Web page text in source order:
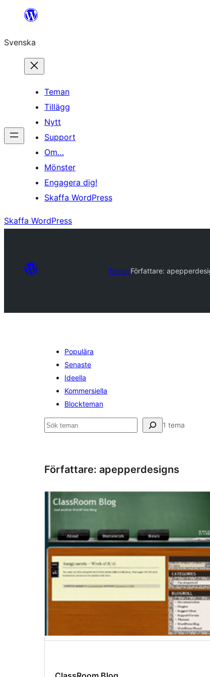
Hoppa
innehåll
Svenska
Teman
Tillägg
Nytt
Support
Om…
Mönster
Engagera dig!
Skaffa WordPress
Skaffa WordPress
TemanFörfattare:
Populära
Senaste
Ideella
Kommersiella
Blockteman
Sök 1 tema
Författare: apepperdesigns